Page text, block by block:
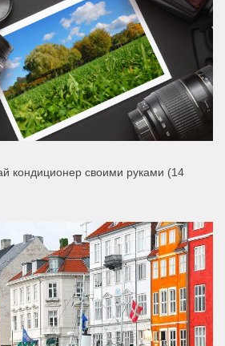
кондиционер своими руками (14